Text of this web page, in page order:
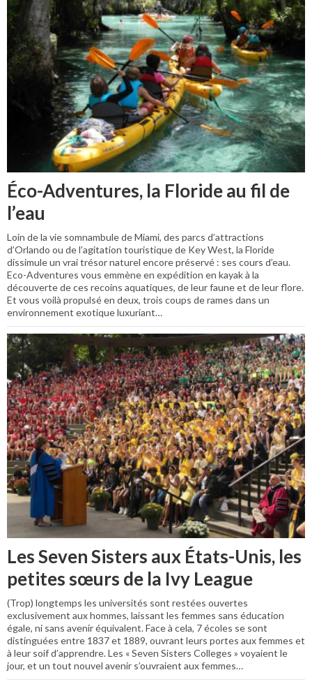
Éco-Adventures, la Floride au fil de
l’eau
Loin de la vie somnambule de Miami, des parcs d’attractions
d’Orlando ou de l’agitation touristique de Key West, la Floride
dissimule un vrai trésor naturel encore préservé : ses cours d’eau.
Eco-Adventures vous emmène en expédition en kayak à la
découverte de ces recoins aquatiques, de leur faune et de leur flore.
Et vous voilà propulsé en deux, trois coups de rames dans un
environnement exotique luxuriant…
Les Seven Sisters aux États-Unis, les
petites sœurs de la Ivy League
(Trop) longtemps les universités sont restées ouvertes
exclusivement aux hommes, laissant les femmes sans éducation
égale, ni sans avenir équivalent. Face à cela, 7 écoles se sont
distinguées entre 1837 et 1889, ouvrant leurs portes aux femmes et
à leur soif d’apprendre. Les « Seven Sisters Colleges » voyaient le
jour, et un tout nouvel avenir s’ouvraient aux femmes…